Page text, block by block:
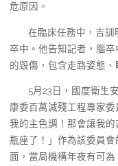
危原因。
在臨床任務中，吉
卒中。他告知記者，腦
的毀傷，包含走路姿態
5月23日，國度衛生
康委百萬減殘工程專家
我的主色調！那會讓我
瓶座了！」作為該委員
面，當局機構年夜有可